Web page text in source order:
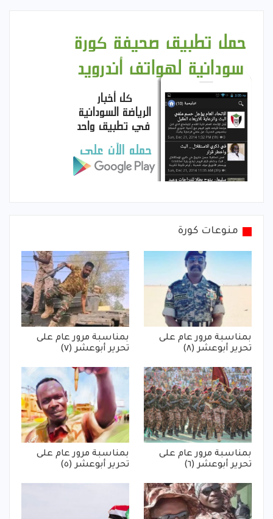
منوعات كورة
بمناسبة مرور عام على
تحرير أبوعشر (٨)
بمناسبة مرور عام على
تحرير أبوعشر (٧)
بمناسبة مرور عام على
تحرير أبوعشر (٦)
بمناسبة مرور عام على
تحرير أبوعشر (٥)